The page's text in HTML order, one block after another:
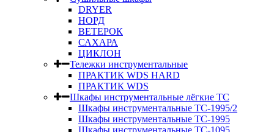
DRYER
НОРД
ВЕТЕРОК
САХАРА
ЦИКЛОН
Тележки инструментальные
ПРАКТИК WDS HARD
ПРАКТИК WDS
Шкафы инструментальные лёгкие ТС
Шкафы инструментальные ТС-1995/2
Шкафы инструментальные TC-1995
Шкафы инструментальные TC-1095